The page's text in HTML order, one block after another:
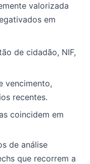
valorizada
em
de cidadão, NIF,
vencimento,
recentes.
coincidem em
de análise
que recorrem a